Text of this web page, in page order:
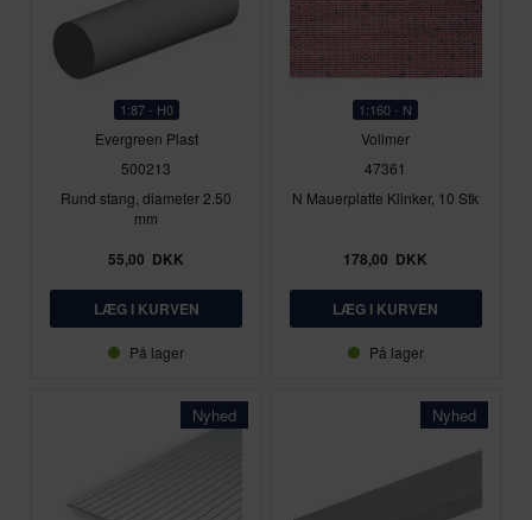
1:87 - H0
Evergreen Plast
500213
Rund stang, diameter 2.50
mm
55,00 DKK
På lager
1:160 - N
Vollmer
47361
N Mauerplatte Klinker, 10 Stk
178,00 DKK
På lager
Nyhed Nyhed